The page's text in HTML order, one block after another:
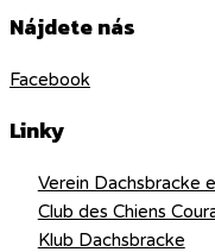
Nájdete nás
Facebook
Linky
Verein Dachsbracke
Club des Chiens
Klub Dachsbracke